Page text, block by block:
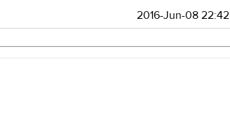
2016-Jun-08 22:42